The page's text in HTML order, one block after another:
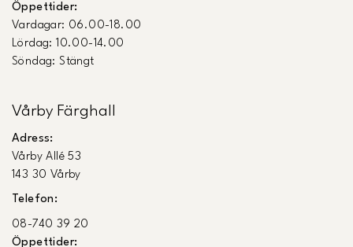
Öppettider:
Vardagar: 06.00-18.00
Lördag: 10.00-14.00
Söndag: Stängt
Vårby Färghall
Adress:
Vårby Allé 53
143 30 Vårby
Telefon:
08-740 39 20
Öppettider: